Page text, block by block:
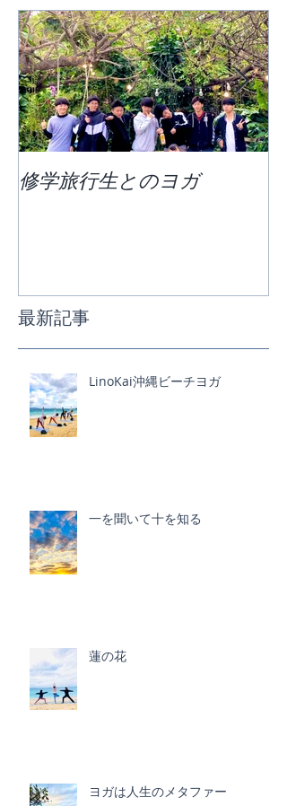
修学旅行生とのヨガ
最新記事
LinoKai沖縄ビーチヨガ
一を聞いて十を知る
蓮の花
ヨガは人生のメタファー